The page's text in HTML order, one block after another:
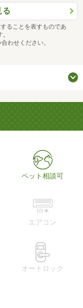
る
ることを表すものであ
わせください。
ペット相談可
エアコン
オートロック